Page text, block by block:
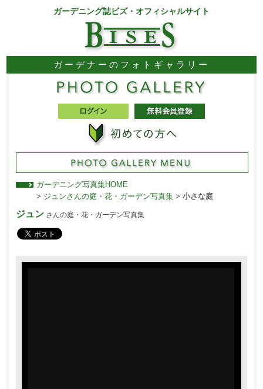
ガーデニング誌ビズ・オフィシャルサイト
ガーデナーのフォトギャラリー
ガーデニング写真集HOME
> ジュンさんの庭・花・ガーデン写真集> 小さな庭
ジュンさんの庭・花・ガーデン写真集